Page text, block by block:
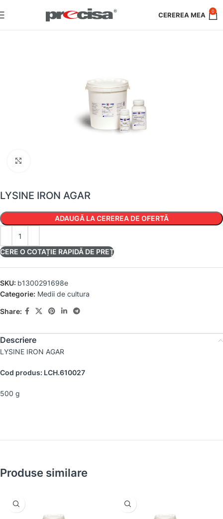
0
LYSINE IRON AGAR
ADAUGĂ LA CEREREA DE OFERTĂ
CERE O COTAȚIE RAPIDĂ DE PREȚ
SKU: b1300291698e
Categorie: Medii de cultura
Share:
Descriere
LYSINE IRON AGAR
Cod produs: LCH.610027
500 g
Produse similare